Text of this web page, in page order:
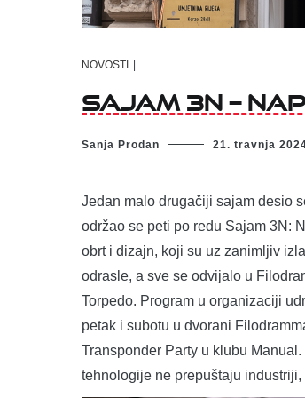
NOVOSTI
SAJAM 3N –
Sanja Prodan 21. travnja
Jedan malo drugačiji sajam desio
održao se peti po redu Sajam 3N:
obrt i dizajn, koji su uz zanimljiv
odrasle, a sve se odvijalo u
Torpedo. Program u organizaciji
petak i subotu u dvorani
Transponder Party u klubu
tehnologije ne prepuštaju